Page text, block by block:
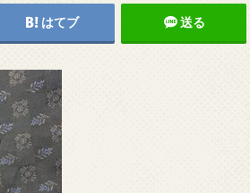
はてブ 送る